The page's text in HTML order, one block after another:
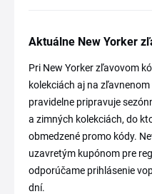
Aktuálne New Yorker
Pri New Yorker zľavovom
kolekciách aj na
pravidelne pripravuje
a zimných kolekciách, do
obmedzené promo kódy.
uzavretým kupónom pre
odporúčame prihlásenie
dní.